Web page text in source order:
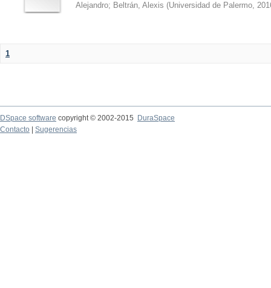
Alejandro; Beltrán, Alexis (Universidad de Palermo,
1
DSpace software copyright © 2002-2015
DuraSpace
Contacto
Sugerencias